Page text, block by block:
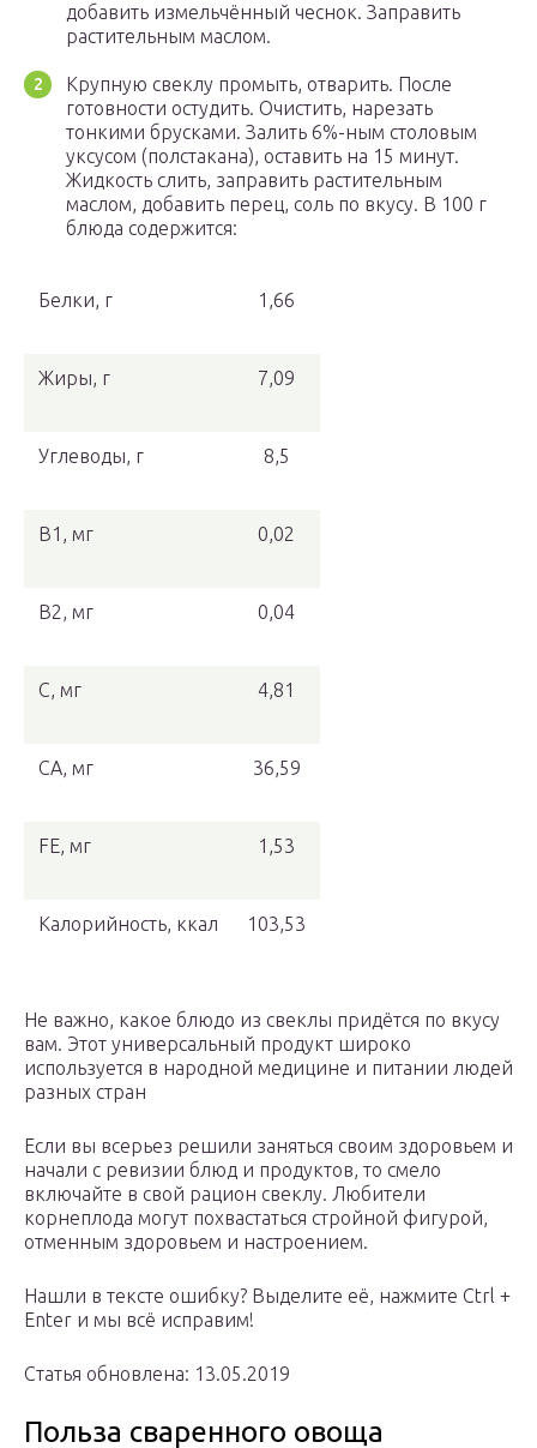
добавить измельчённый чеснок. Заправить
растительным маслом.
Крупную свеклу промыть, отварить. После
готовности остудить. Очистить, нарезать
тонкими брусками. Залить 6%-ным столовым
уксусом (полстакана), оставить на 15 минут.
Жидкость слить, заправить растительным
маслом, добавить перец, соль по вкусу. В 100 г
блюда содержится:
Белки, г 1,66
Жиры, г 7,09
Углеводы, г 8,5
В1, мг 0,02
В2, мг 0,04
С, мг 4,81
СА, мг 36,59
FE, мг 1,53
Калорийность, ккал 103,53
Не важно, какое блюдо из свеклы придётся по вкусу
вам. Этот универсальный продукт широко
используется в народной медицине и питании людей
разных стран
Если вы всерьез решили заняться своим здоровьем и
начали с ревизии блюд и продуктов, то смело
включайте в свой рацион свеклу. Любители
корнеплода могут похвастаться стройной фигурой,
отменным здоровьем и настроением.
Нашли в тексте ошибку? Выделите её, нажмите Ctrl +
Enter и мы всё исправим!
Статья обновлена: 13.05.2019
Польза сваренного овоща